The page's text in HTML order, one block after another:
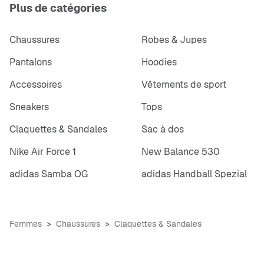
Plus de catégories
Chaussures
Robes & Jupes
Pantalons
Hoodies
Accessoires
Vêtements de sport
Sneakers
Tops
Claquettes & Sandales
Sac à dos
Nike Air Force 1
New Balance 530
adidas Samba OG
adidas Handball Spezial
Femmes Chaussures Claquettes & Sandales